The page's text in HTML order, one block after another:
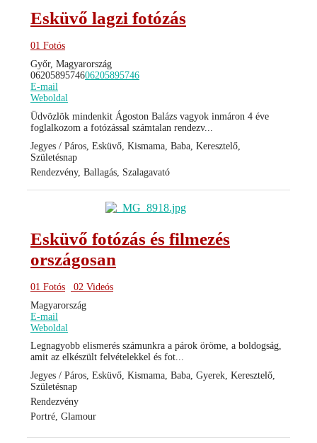
Esküvő lagzi fotózás
01 Fotós
Győr, Magyarország
0620589574606205895746
E-mail
Weboldal
Üdvözlök mindenkit Ágoston Balázs vagyok inmáron 4 éve
foglalkozom a fotózással számtalan rendezv...
Jegyes / Páros, Esküvő, Kismama, Baba, Keresztelő,
Születésnap
Rendezvény, Ballagás, Szalagavató
Esküvő fotózás és filmezés
országosan
01 Fotós
02 Videós
Magyarország
E-mail
Weboldal
Legnagyobb elismerés számunkra a párok öröme, a boldogság,
amit az elkészült felvételekkel és fot...
Jegyes / Páros, Esküvő, Kismama, Baba, Gyerek, Keresztelő,
Születésnap
Rendezvény
Portré, Glamour